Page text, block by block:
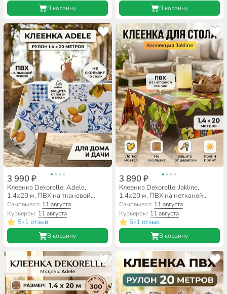
В корзину В корзину
3 990 ₽
Клеенка Dekorelle, Adele,
1.4х20 м, ПВХ на тканевой
основе, A674
Самовывоз: 11 августа
Курьером: 11 августа
5•1 отзыв
В корзину
3 890 ₽
Клеенка Dekorelle, Jakline,
1.4х20 м, ПВХ на нетканой
основе, 719
Самовывоз: 11 августа
Курьером: 11 августа
5•1 отзыв
В корзину